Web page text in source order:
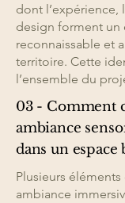
dont l’expérience,
design forment un
reconnaissable et
territoire. Cette
l’ensemble du
03 - Comment
ambiance
dans un espace
Plusieurs
ambiance